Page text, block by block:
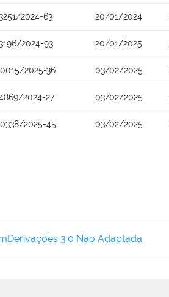
2024-63 20/01/2024
2024-93 20/01/2025
2025-36 03/02/2025
2024-27 03/02/2025
2025-45 03/02/2025
3.0 Não Adaptada.